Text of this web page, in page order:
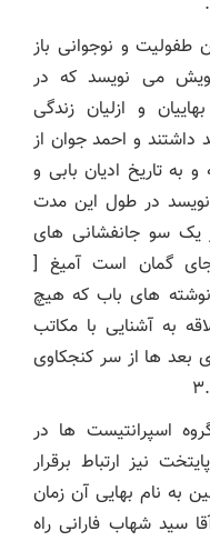
طفولیت و نوجوانی باز
می نویسد که در
و ازلیان زندگی
داشتند و احمد جوان از
به تاریخ ادیان بابی و
نویسد در طول این مدت
یک سو جانفشانی های
گمان است آمیغ [
های باب که هیچ
به آشنایی با مکاتب
بعد ها از سر کنجکاوی
اسپرانتیست ها در
نیز ارتباط برقرار
به نام بهایی آن زمان
سید شهاب فارانی راه